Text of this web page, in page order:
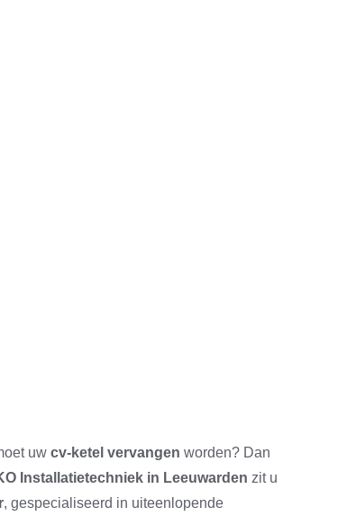
uw cv-ketel vervangen worden? Dan
Installatietechniek in Leeuwarden zit u
, gespecialiseerd in uiteenlopende